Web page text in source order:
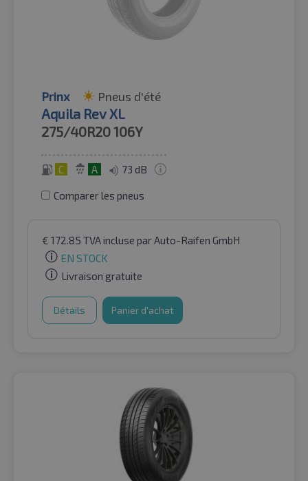
Prinx Pneus d'été
Aquila Rev XL
275/40R20106Y
C A 73 dB
Comparer les pneus
€ 172.85 TVA incluse par Auto-Raifen GmbH
EN STOCK
Livraison gratuite
Détails Panier d'achat